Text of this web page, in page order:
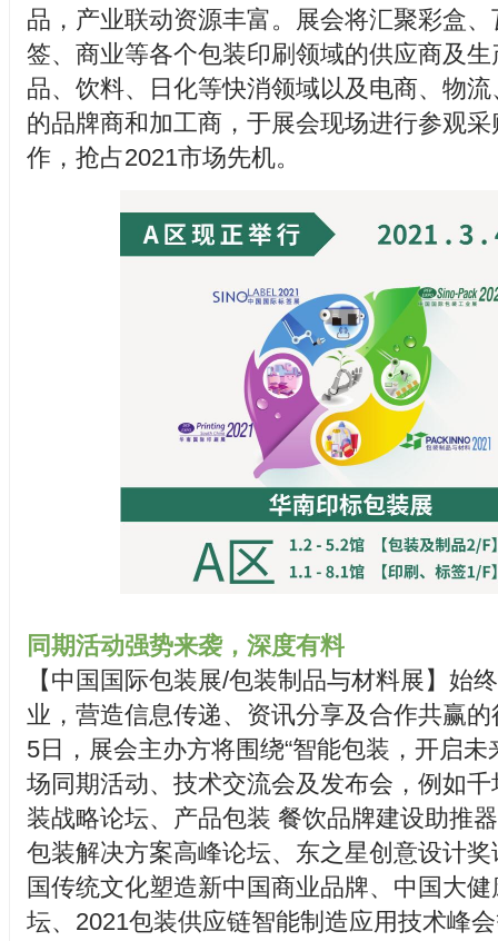
品，产业联动资源丰富。展会将汇聚彩盒
签、商业等各个包装印刷领域的供应商及
品、饮料、日化等快消领域以及电商、物
的品牌商和加工商，于展会现场进行参观
作，抢占2021市场先机。
同期活动强势来袭，深度有料
【中国国际包装展/包装制品与材料展】始
业，营造信息传递、资讯分享及合作共赢
5日，展会主办方将围绕“智能包装，开启未
场同期活动、技术交流会及发布会，例如
装战略论坛、产品包装 餐饮品牌建设助推
包装解决方案高峰论坛、东之星创意设计
国传统文化塑造新中国商业品牌、中国大
坛、2021包装供应链智能制造应用技术峰